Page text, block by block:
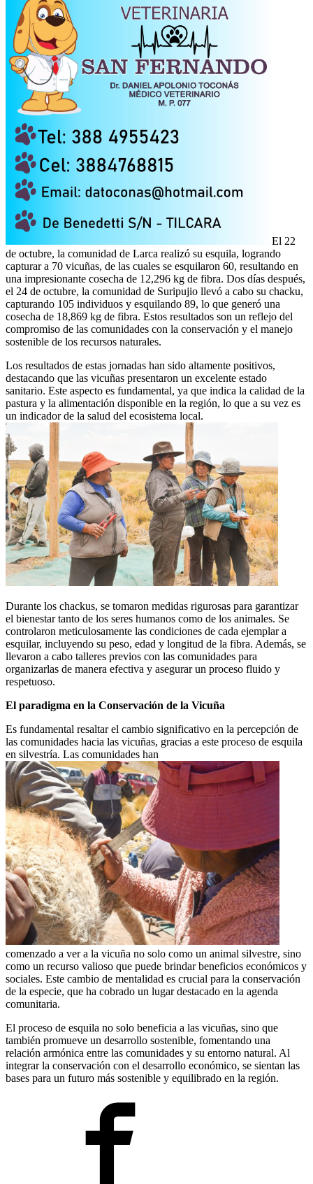
El 22
de octubre, la comunidad de Larca realizó su esquila, logrando
capturar a 70 vicuñas, de las cuales se esquilaron 60, resultando en
una impresionante cosecha de 12,296 kg de fibra. Dos días después,
el 24 de octubre, la comunidad de Suripujio llevó a cabo su chacku,
capturando 105 individuos y esquilando 89, lo que generó una
cosecha de 18,869 kg de fibra. Estos resultados son un reflejo del
compromiso de las comunidades con la conservación y el manejo
sostenible de los recursos naturales.
Los resultados de estas jornadas han sido altamente positivos,
destacando que las vicuñas presentaron un excelente estado
sanitario. Este aspecto es fundamental, ya que indica la calidad de la
pastura y la alimentación disponible en la región, lo que a su vez es
un indicador de la salud del ecosistema local.
Durante los chackus, se tomaron medidas rigurosas para garantizar
el bienestar tanto de los seres humanos como de los animales. Se
controlaron meticulosamente las condiciones de cada ejemplar a
esquilar, incluyendo su peso, edad y longitud de la fibra. Además, se
llevaron a cabo talleres previos con las comunidades para
organizarlas de manera efectiva y asegurar un proceso fluido y
respetuoso.
El paradigma en la Conservación de la Vicuña
Es fundamental resaltar el cambio significativo en la percepción de
las comunidades hacia las vicuñas, gracias a este proceso de esquila
en silvestría. Las comunidades han
comenzado a ver a la vicuña no solo como un animal silvestre, sino
como un recurso valioso que puede brindar beneficios económicos y
sociales. Este cambio de mentalidad es crucial para la conservación
de la especie, que ha cobrado un lugar destacado en la agenda
comunitaria.
El proceso de esquila no solo beneficia a las vicuñas, sino que
también promueve un desarrollo sostenible, fomentando una
relación armónica entre las comunidades y su entorno natural. Al
integrar la conservación con el desarrollo económico, se sientan las
bases para un futuro más sostenible y equilibrado en la región.